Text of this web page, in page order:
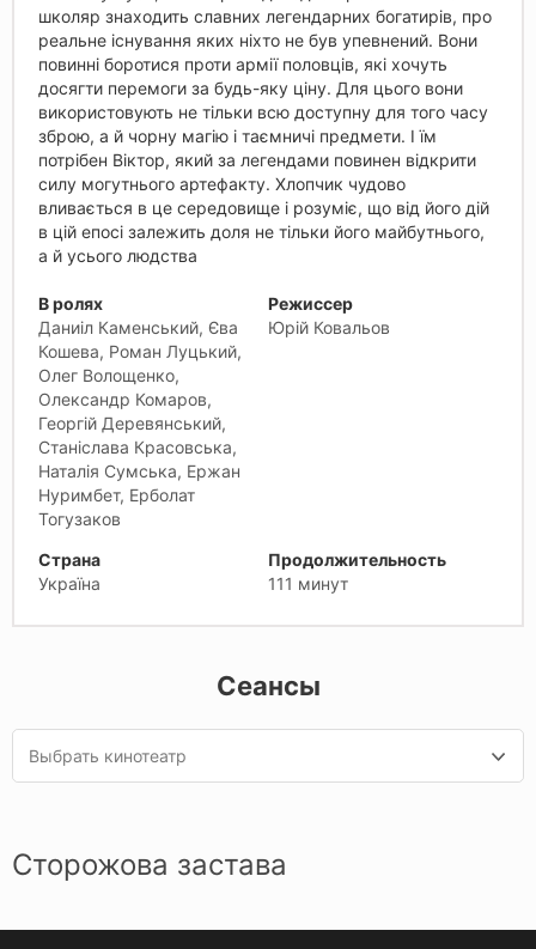
школяр знаходить славних легендарних богатирів, про
реальне існування яких ніхто не був упевнений. Вони
повинні боротися проти армії половців, які хочуть
досягти перемоги за будь-яку ціну. Для цього вони
використовують не тільки всю доступну для того часу
зброю, а й чорну магію і таємничі предмети. І їм
потрібен Віктор, який за легендами повинен відкрити
силу могутнього артефакту. Хлопчик чудово
вливається в це середовище і розуміє, що від його дій
в цій епосі залежить доля не тільки його майбутнього,
а й усього людства
В ролях
Даниіл Каменський, Єва
Кошева, Роман Луцький,
Олег Волощенко,
Олександр Комаров,
Георгій Деревянський,
Станіслава Красовська,
Наталія Сумська, Ержан
Нуримбет, Ерболат
Тогузаков
Режиссер
Юрій Ковальов
Страна
Україна
Продолжительность
111 минут
Сеансы
Выбрать кинотеатр
Сторожова застава